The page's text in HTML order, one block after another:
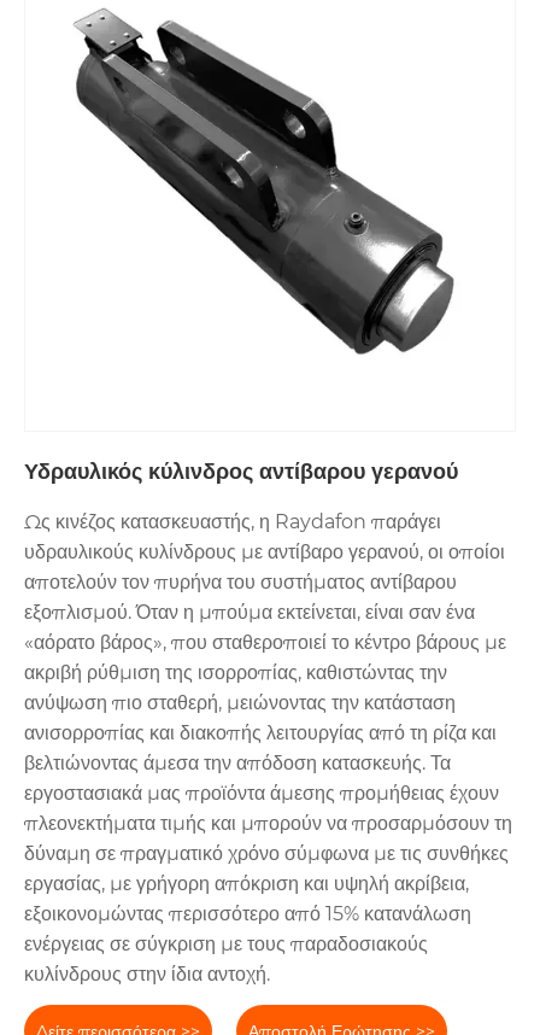
Υδραυλικός κύλινδρος αντίβαρου γερανού
Ως κινέζος κατασκευαστής, η Raydafon παράγει
υδραυλικούς κυλίνδρους με αντίβαρο γερανού, οι οποίοι
αποτελούν τον πυρήνα του συστήματος αντίβαρου
εξοπλισμού. Όταν η μπούμα εκτείνεται, είναι σαν ένα
«αόρατο βάρος», που σταθεροποιεί το κέντρο βάρους με
ακριβή ρύθμιση της ισορροπίας, καθιστώντας την
ανύψωση πιο σταθερή, μειώνοντας την κατάσταση
ανισορροπίας και διακοπής λειτουργίας από τη ρίζα και
βελτιώνοντας άμεσα την απόδοση κατασκευής. Τα
εργοστασιακά μας προϊόντα άμεσης προμήθειας έχουν
πλεονεκτήματα τιμής και μπορούν να προσαρμόσουν τη
δύναμη σε πραγματικό χρόνο σύμφωνα με τις συνθήκες
εργασίας, με γρήγορη απόκριση και υψηλή ακρίβεια,
εξοικονομώντας περισσότερο από 15% κατανάλωση
ενέργειας σε σύγκριση με τους παραδοσιακούς
κυλίνδρους στην ίδια αντοχή.